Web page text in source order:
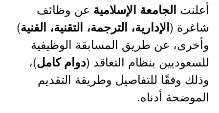
أعلنت الجامعة الإسلامية عن وظائف
شاغرة (الإدارية، الترجمة، التقنية، الفنية)
وأخرى، عن طريق المسابقة الوظيفية
للسعوديين بنظام التعاقد (دوام كامل)،
وذلك وفقًا للتفاصيل وطريقة التقديم
الموضحة أدناه.